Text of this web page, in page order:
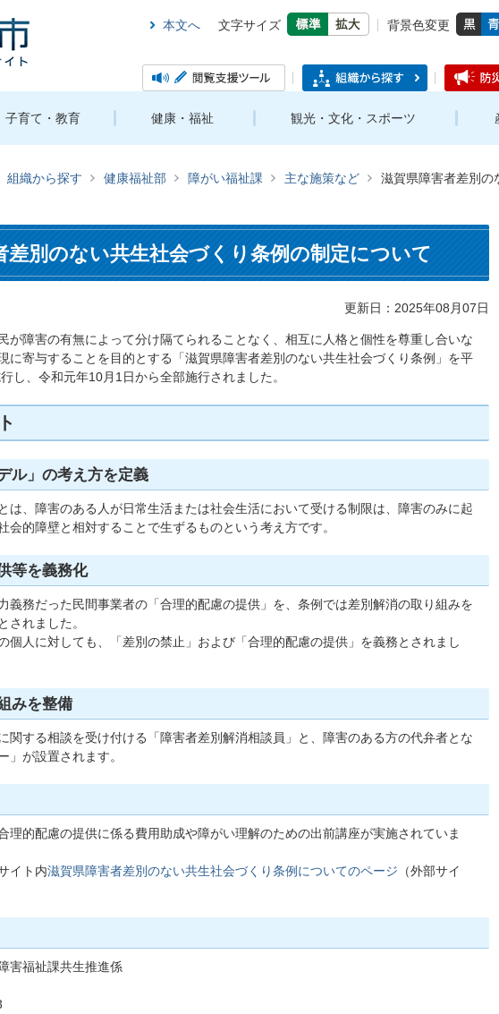
本文へ 文字サイズ
背景色変更
子育て・教育 健康・福祉 観光・文化・スポーツ
組織から探す 健康福祉部 障がい福祉課 主な施策など 滋賀県障害者差別の
差別のない共生社会づくり条例の制定について
更新日：2025年08月07日
が障害の有無によって分け隔てられることなく、相互に人格と個性を尊重し合いな
に寄与することを目的とする「滋賀県障害者差別のない共生社会づくり条例」を平
し、令和元年10月1日から全部施行されました。
ル」の考え方を定義
は、障害のある人が日常生活または社会生活において受ける制限は、障害のみに起
会的障壁と相対することで生ずるものという考え方です。
等を義務化
義務だった民間事業者の「合理的配慮の提供」を、条例では差別解消の取り組みを
されました。
個人に対しても、「差別の禁止」および「合理的配慮の提供」を義務とされまし
みを整備
関する相談を受け付ける「障害者差別解消相談員」と、障害のある方の代弁者とな
」が設置されます。
理的配慮の提供に係る費用助成や障がい理解のための出前講座が実施されていま
イト内滋賀県障害者差別のない共生社会づくり条例についてのページ （外部サイ
害福祉課共生推進係